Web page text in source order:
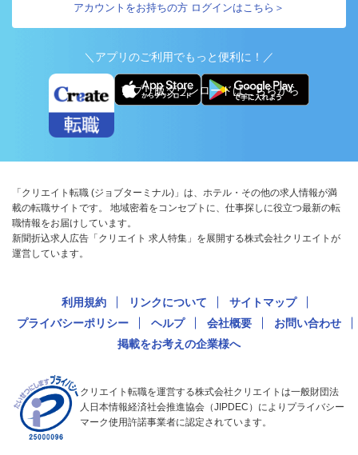
アカウントをお持ちの方 ログインはこちら＞
＼アプリのご利用でもっと便利に！／
アプリ版ダウンロードはこちらから
「クリエイト転職 (ジョブターミナル)」は、ホテル・その他の求人情報が満
載の転職サイトです。 地域密着をコンセプトに、仕事探しに役立つ最新の転
職情報をお届けしています。
新聞折込求人広告「クリエイト 求人特集」を展開する株式会社クリエイトが
運営しています。
利用規約 リンクについて
サイトマップ
プライバシーポリシー
ヘルプ 会社概要
お問い合わせ
掲載をお考えの企業様へ
クリエイト転職を運営する株式会社クリエイトは一般財団法
人日本情報経済社会推進協会（JIPDEC）によりプライバシー
マーク使用許諾事業者に認定されています。